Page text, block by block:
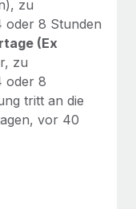
von IT-
von
und
zu
oder 8 Stunden
(Ex
zu
oder 8
tritt an die
vor 40